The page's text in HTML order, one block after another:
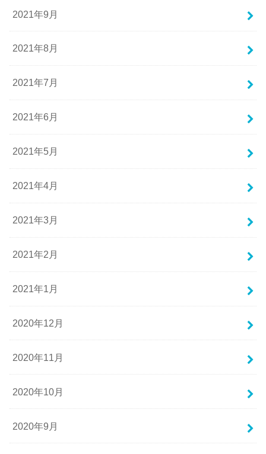
2021年9月
2021年8月
2021年7月
2021年6月
2021年5月
2021年4月
2021年3月
2021年2月
2021年1月
2020年12月
2020年11月
2020年10月
2020年9月